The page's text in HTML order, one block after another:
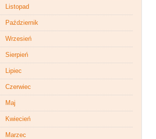
Listopad
Październik
Wrzesień
Sierpień
Lipiec
Czerwiec
Maj
Kwiecień
Marzec